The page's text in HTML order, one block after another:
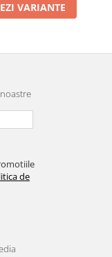
VARIANTE
de